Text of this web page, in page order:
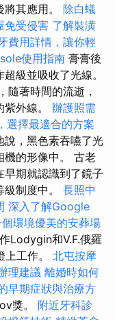
其應用。 除白蟻
免受侵害 了解裝潢
費用詳情，讓你輕
使用指南 膏膏後
級並吸收了光線。
隨著時間的流逝，
外線。 辦護照需
選擇最適合的方案
說，黑色素吞嚥了光
機的形像中。 古老
早期就認識到了鏡子
制度中。 長照中
深入了解Google
環境優美的安葬場
Lodygin和V.F.俄羅
工作。 北屯按摩
理建議 離婚時如何
早期症狀與治療方
獎。 附近牙科診